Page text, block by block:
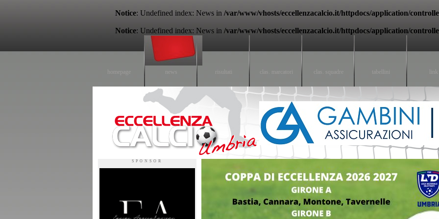
Notice: Undefined index: News in /var/www/vhosts/eccellenzacalcio.it/httpdocs/application/
Notice: Undefined index: News in /var/www/vhosts/eccellenzacalcio.it/httpdocs/application/
homepage news risultati clas. marcatori clas. squadre tabellini link
SPONSOR